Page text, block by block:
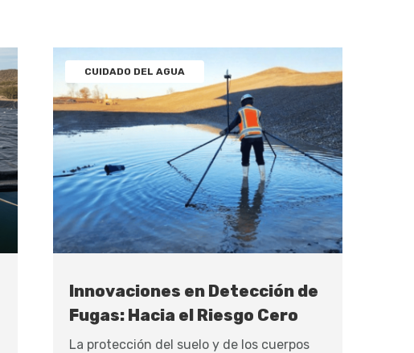
CUIDADO DEL AGUA
Innovaciones en Detección de
Fugas: Hacia el Riesgo Cero
La protección del suelo y de los cuerpos